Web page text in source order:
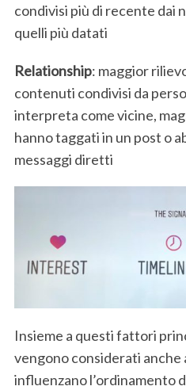
condivisi più di recente dai
quelli più datati
Relationship: maggior
contenuti condivisi da
interpreta come vicine,
hanno taggati in un post o
messaggi diretti
Insieme a questi fattori
vengono considerati anche
influenzano l’ordinamento